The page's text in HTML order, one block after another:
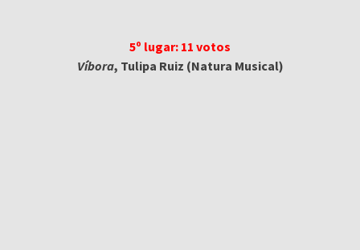
5º lugar: 11 votos
Víbora, Tulipa Ruiz (Natura Musical)